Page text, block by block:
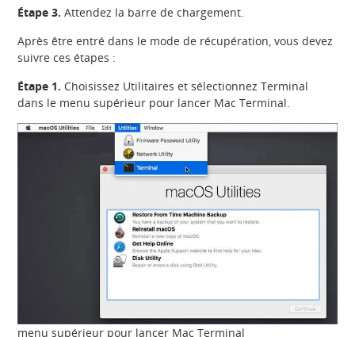
Étape 3.Attendez la barre de chargement.
Après être entré dans le mode de récupération, vous devez
suivre ces étapes :
Étape 1. Choisissez Utilitaires et sélectionnez Terminal
dans le menu supérieur pour lancer Mac Terminal.
menu supérieur pour lancer Mac Terminal